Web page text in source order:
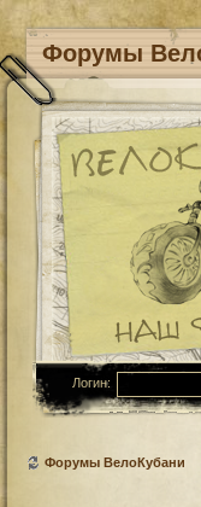
Форумы
Логин:
Форумы ВелоКубани